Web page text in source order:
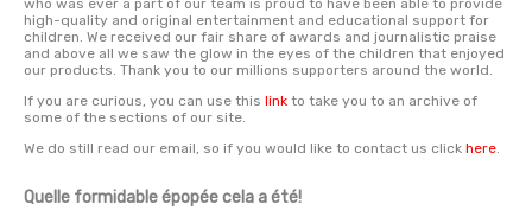
who was ever a part of our team is proud to have been able to provide
high-quality and original entertainment and educational support for
children. We received our fair share of awards and journalistic praise
and above all we saw the glow in the eyes of the children that enjoyed
our products. Thank you to our millions supporters around the world.
If you are curious, you can use this link to take you to an archive of
some of the sections of our site.
We do still read our email, so if you would like to contact us click here.
Quelle formidable épopée cela a été!